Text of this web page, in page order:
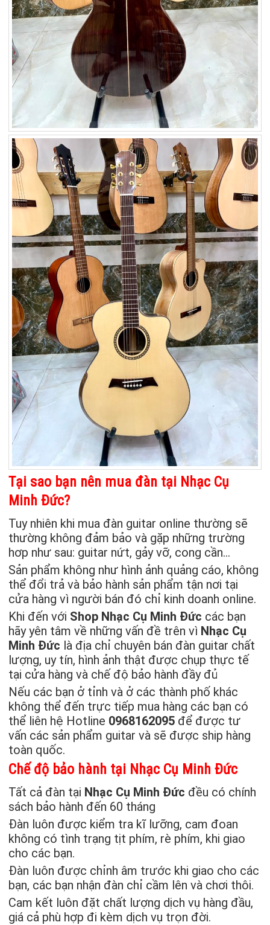
Tại sao bạn nên mua đàn tại Nhạc Cụ
Minh Đức?
Tuy nhiên khi mua đàn guitar online thường sẽ
thường không đảm bảo và gặp những trường
hơp như sau: guitar nứt, gảy vỡ, cong cần…
Sản phẩm không như hình ảnh quảng cáo, không
thể đổi trả và bảo hành sản phẩm tận nơi tại
cửa hàng vì người bán đó chỉ kinh doanh online.
Khi đến với Shop Nhạc Cụ Minh Đức các bạn
hãy yên tâm về những vấn đề trên vì Nhạc Cụ
Minh Đức là địa chỉ chuyên bán đàn guitar chất
lượng, uy tín, hình ảnh thật được chụp thực tế
tại cửa hàng và chế độ bảo hành đầy đủ
Nếu các bạn ở tỉnh và ở các thành phố khác
không thể đến trực tiếp mua hàng các bạn có
thể liên hệ Hotline 0968162095 để được tư
vấn các sản phẩm guitar và sẽ được ship hàng
toàn quốc.
Chế độ bảo hành tại Nhạc Cụ Minh Đức
Tất cả đàn tại Nhạc Cụ Minh Đức đều có chính
sách bảo hành đến 60 tháng
Đàn luôn được kiểm tra kĩ lưỡng, cam đoan
không có tình trạng tịt phím, rè phím, khi giao
cho các bạn.
Đàn luôn được chỉnh âm trước khi giao cho các
bạn, các bạn nhận đàn chỉ cầm lên và chơi thôi.
Cam kết luôn đặt chất lượng dịch vụ hàng đầu,
giá cả phù hợp đi kèm dịch vụ trọn đời.